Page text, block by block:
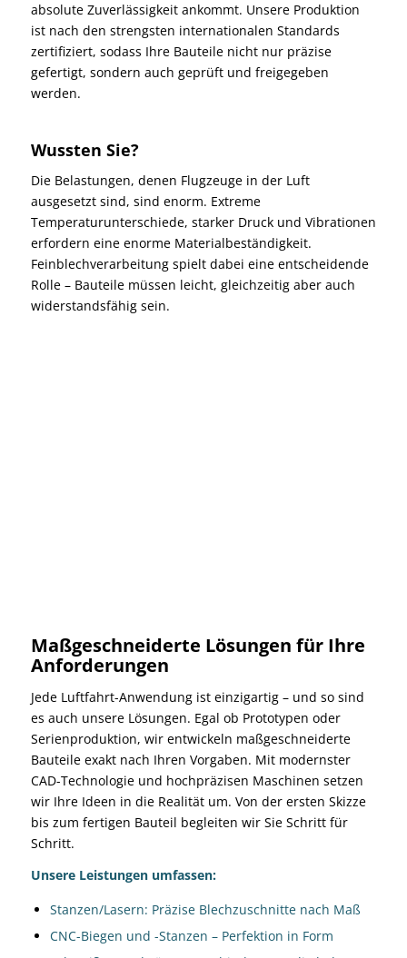
absolute Zuverlässigkeit ankommt. Unsere Produktion
ist nach den strengsten internationalen Standards
zertifiziert, sodass Ihre Bauteile nicht nur präzise
gefertigt, sondern auch geprüft und freigegeben
werden.
Wussten Sie?
Die Belastungen, denen Flugzeuge in der Luft
ausgesetzt sind, sind enorm. Extreme
Temperaturunterschiede, starker Druck und Vibrationen
erfordern eine enorme Materialbeständigkeit.
Feinblechverarbeitung spielt dabei eine entscheidende
Rolle – Bauteile müssen leicht, gleichzeitig aber auch
widerstandsfähig sein.
Maßgeschneiderte Lösungen für Ihre
Anforderungen
Jede Luftfahrt-Anwendung ist einzigartig – und so sind
es auch unsere Lösungen. Egal ob Prototypen oder
Serienproduktion, wir entwickeln maßgeschneiderte
Bauteile exakt nach Ihren Vorgaben. Mit modernster
CAD-Technologie und hochpräzisen Maschinen setzen
wir Ihre Ideen in die Realität um. Von der ersten Skizze
bis zum fertigen Bauteil begleiten wir Sie Schritt für
Schritt.
Unsere Leistungen umfassen:
Stanzen/Lasern: Präzise Blechzuschnitte nach Maß
CNC-Biegen und -Stanzen – Perfektion in Form